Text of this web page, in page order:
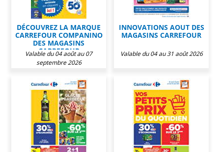
DÉCOUVREZ LA MARQUE
CARREFOUR COMPANINO
DES MAGASINS
CARREFOUR
Valable du 04 août au 07
septembre 2026
INNOVATIONS AOUT DES
MAGASINS CARREFOUR
Valable du 04 au 31 août 2026